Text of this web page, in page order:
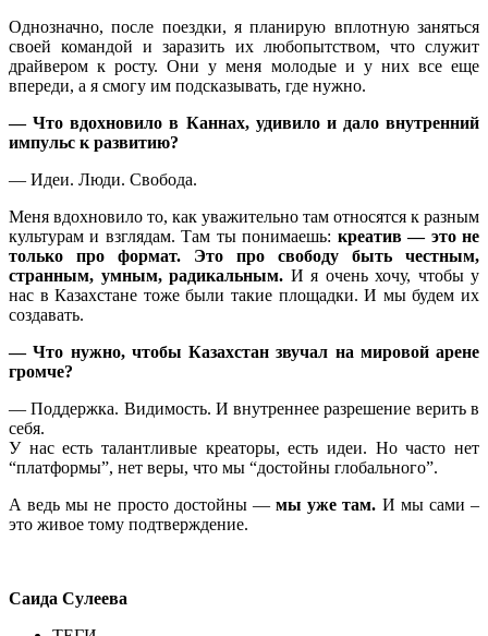
Однозначно, после поездки, я планирую вплотную заняться
своей командой и заразить их любопытством, что служит
драйвером к росту. Они у меня молодые и у них все еще
впереди, а я смогу им подсказывать, где нужно.
— Что вдохновило в Каннах, удивило и дало внутренний
импульс к развитию?
— Идеи. Люди. Свобода.
Меня вдохновило то, как уважительно там относятся к разным
культурам и взглядам. Там ты понимаешь: креатив — это не
только про формат. Это про свободу быть честным,
странным, умным, радикальным. И я очень хочу, чтобы у
нас в Казахстане тоже были такие площадки. И мы будем их
создавать.
— Что нужно, чтобы Казахстан звучал на мировой арене
громче?
— Поддержка. Видимость. И внутреннее разрешение верить в
себя.
У нас есть талантливые креаторы, есть идеи. Но часто нет
“платформы”, нет веры, что мы “достойны глобального”.
А ведь мы не просто достойны —мы уже там. И мы сами –
это живое тому подтверждение.
Саида Сулеева